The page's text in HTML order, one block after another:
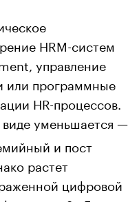
HRM-систем
управление
или программные
HR-процессов.
уменьшается —
и пост
растет
цифровой